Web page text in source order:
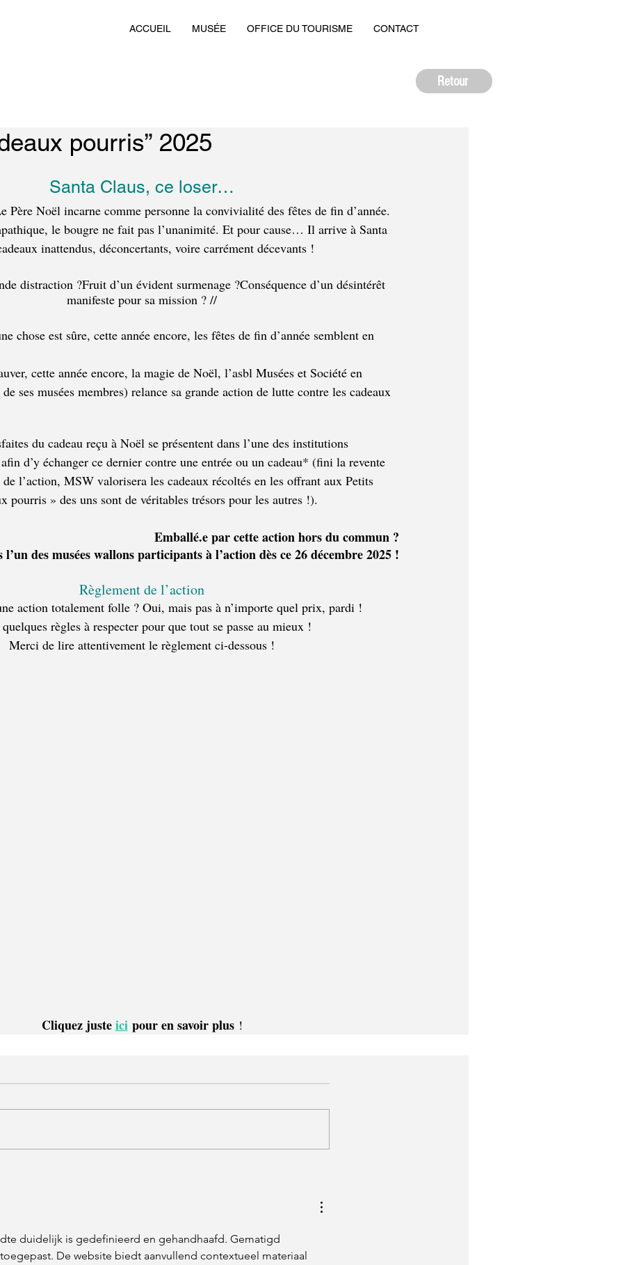
ACCUEIL MUSÉE OFFICE DU TOURISME CONTACT
pourris” 2025
Santa Claus, ce loser…
Noël incarne comme personne la convivialité des fêtes de fin d’année.
le bougre ne fait pas l’unanimité. Et pour cause… Il arrive à Santa
inattendus, déconcertants, voire carrément décevants !
distraction ?Fruit d’un évident surmenage ?Conséquence d’un désintérêt
manifeste pour sa mission ? //
chose est sûre, cette année encore, les fêtes de fin d’année semblent en
cette année encore, la magie de Noël, l’asbl Musées et Société en
ses musées membres) relance sa grande action de lutte contre les cadeaux
du cadeau reçu à Noël se présentent dans l’une des institutions
d’y échanger ce dernier contre une entrée ou un cadeau* (fini la revente
l’action, MSW valorisera les cadeaux récoltés en les offrant aux Petits
pourris » des uns sont de véritables trésors pour les autres !).
Emballé.e par cette action hors du commun ?
l’un des musées wallons participants à l’action dès ce 26 décembre 2025 !
Règlement de l’action
action totalement folle ? Oui, mais pas à n’importe quel prix, pardi !
règles à respecter pour que tout se passe au mieux !
Merci de lire attentivement le règlement ci-dessous !
Cliquez juste ici pour en savoir plus !
duidelijk is gedefinieerd en gehandhaafd. Gematigd
De website biedt aanvullend contextueel materiaal
Retour